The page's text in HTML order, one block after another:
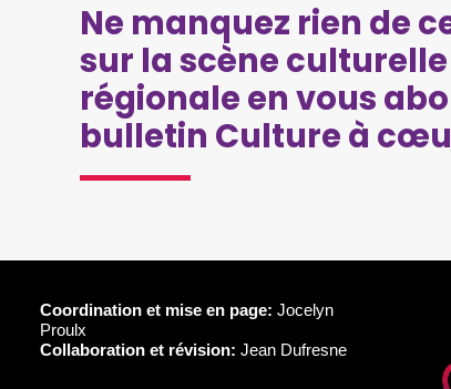
Ne manquez rien de
sur la scène
régionale en vous
bulletin Culture à
Coordination et mise en page: Jocelyn
Proulx
Collaboration et révision: Jean Dufresne